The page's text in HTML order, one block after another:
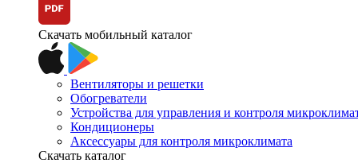
Скачать мобильный каталог
Вентиляторы и решетки
Обогреватели
Устройства для управления и контроля
Кондиционеры
Аксессуары для контроля микроклимата
Скачать каталог